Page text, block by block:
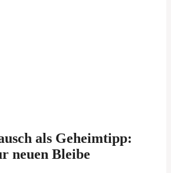
als Geheimtipp:
neuen Bleibe